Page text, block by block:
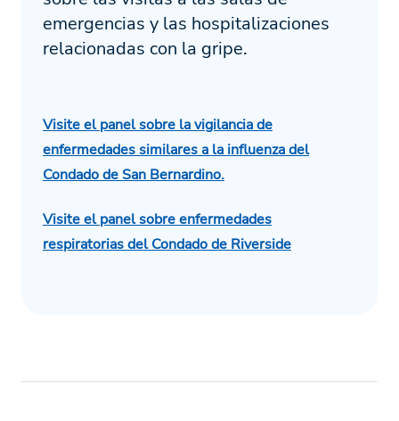
emergencias y las hospitalizaciones
relacionadas con la gripe.
Visite el panel sobre la vigilancia de
enfermedades similares a la influenza del
Condado de San Bernardino.
Visite el panel sobre enfermedades
respiratorias del Condado de Riverside